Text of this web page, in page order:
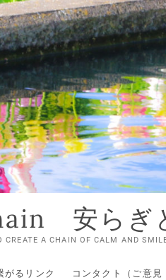
安らぎ
CREATE A CHAIN OF CALM AND
がるリンク コンタクト（ご意見